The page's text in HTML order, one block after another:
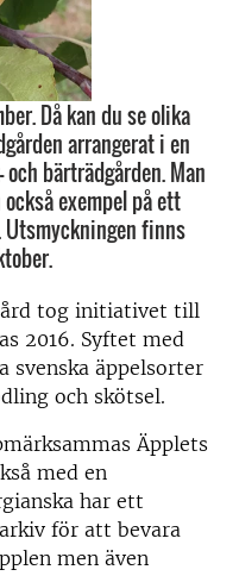
Då kan du se olika
arrangerat i en
bärträdgården. Man
exempel på ett
finns
tog initiativet till
2016. Syftet med
svenska äppelsorter
och skötsel.
Äpplets
med en
har ett
för att bevara
men även